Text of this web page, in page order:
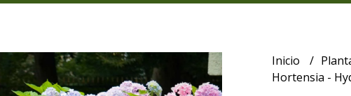
Inicio
Hortensia -